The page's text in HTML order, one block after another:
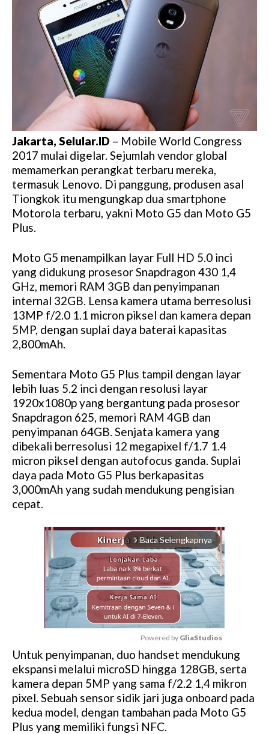
Jakarta, Selular.ID – Mobile World Congress
2017 mulai digelar. Sejumlah vendor global
memamerkan perangkat terbaru mereka,
termasuk Lenovo. Di panggung, produsen asal
Tiongkok itu mengungkap dua smartphone
Motorola terbaru, yakni Moto G5 dan Moto G5
Plus.
Moto G5 menampilkan layar Full HD 5.0 inci
yang didukung prosesor Snapdragon 430 1,4
GHz, memori RAM 3GB dan penyimpanan
internal 32GB. Lensa kamera utama berresolusi
13MP f/2.0 1.1 micron piksel dan kamera depan
5MP, dengan suplai daya baterai kapasitas
2,800mAh.
Sementara Moto G5 Plus tampil dengan layar
lebih luas 5.2 inci dengan resolusi layar
1920x1080p yang bergantung pada prosesor
Snapdragon 625, memori RAM 4GB dan
penyimpanan 64GB. Senjata kamera yang
dibekali berresolusi 12 megapixel f/1.7 1.4
micron piksel dengan autofocus ganda. Suplai
daya pada Moto G5 Plus berkapasitas
3,000mAh yang sudah mendukung pengisian
cepat.
arrow_forward_ios Baca Selengkapnya
M
u
t
e
Powered by GliaStudios
Untuk penyimpanan, duo handset mendukung
ekspansi melalui microSD hingga 128GB, serta
kamera depan 5MP yang sama f/2.2 1,4 mikron
pixel. Sebuah sensor sidik jari juga onboard pada
kedua model, dengan tambahan pada Moto G5
Plus yang memiliki fungsi NFC.